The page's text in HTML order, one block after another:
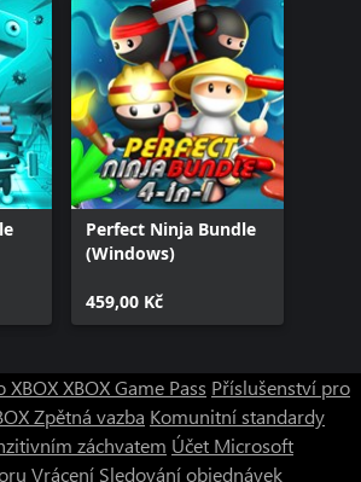
Perfect Ninja Bundle
(Windows)
459,00 Kč
XBOXXBOX Game Pass Příslušenství pro
Zpětná vazba Komunitní standardy
záchvatem Účet Microsoft
Vrácení Sledování objednávek